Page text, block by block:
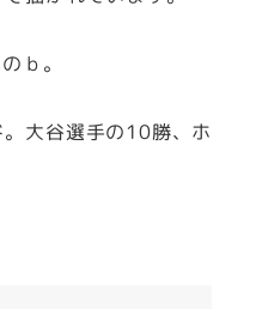
ｂ。
大谷選手の10勝、ホ